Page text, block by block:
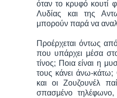
όταν το κρυφό κουτί
Λυδίας και της
μπορούν παρά να
Προέρχεται όντως
που υπάρχει μέσα
τίνος; Ποια είναι η
τους κάνει άνω-
και οι Ζουζουνέλ
σπασμένο